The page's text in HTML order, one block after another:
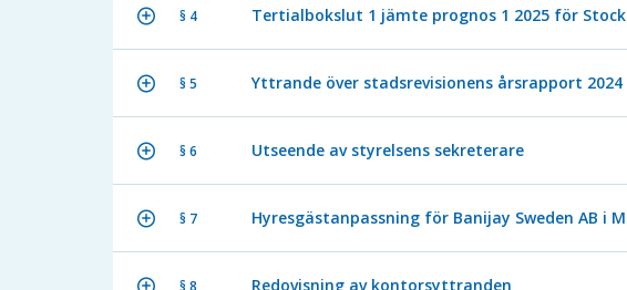
§ 4 Tertialbokslut 1 jämte prognos 1 2025 för
§ 5 Yttrande över stadsrevisionens årsrapport 2024
§ 6 Utseende av styrelsens sekreterare
§ 7 Hyresgästanpassning för Banijay Sweden AB i
§ 8 Redovisning av kontorsyttranden